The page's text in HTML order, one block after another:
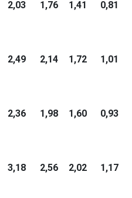
2,03 1,76 1,41 0,81
2,49 2,14 1,72 1,01
2,36 1,98 1,60 0,93
3,18 2,56 2,02 1,17